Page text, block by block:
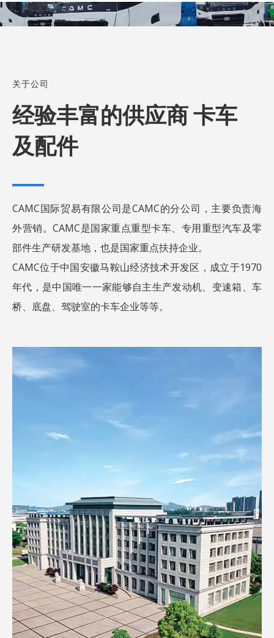
关于公司
经验丰富的供应商卡车
及配件
CAMC国际贸易有限公司是CAMC的分公司，主要负责海
外营销。CAMC是国家重点重型卡车、专用重型汽车及零
部件生产研发基地，也是国家重点扶持企业。
CAMC位于中国安徽马鞍山经济技术开发区，成立于1970
年代，是中国唯一一家能够自主生产发动机、变速箱、车
桥、底盘、驾驶室的卡车企业等等。